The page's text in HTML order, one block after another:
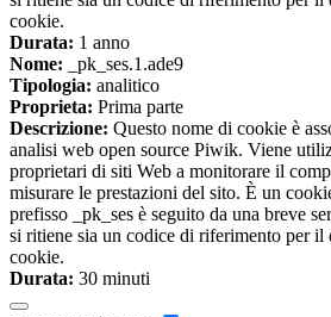
cookie.
Durata: 1 anno
Nome: _pk_ses.1.ade9
Tipologia: analitico
Proprieta: Prima parte
Descrizione: Questo nome di cookie è
analisi web open source Piwik. Viene
proprietari di siti Web a monitorare il
misurare le prestazioni del sito. È un
prefisso _pk_ses è seguito da una breve
si ritiene sia un codice di riferimento per il
cookie.
Durata: 30 minuti